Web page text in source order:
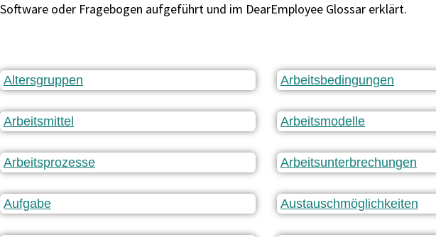
Software oder Fragebogen aufgeführt und im DearEmployee Glossar erklärt.
Altersgruppen Arbeitsbedingungen
Arbeitsmittel Arbeitsmodelle
Arbeitsprozesse Arbeitsunterbrechungen
Aufgabe Austauschmöglichkeiten